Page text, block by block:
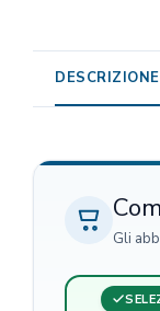
DESCRIZIONE
Gli